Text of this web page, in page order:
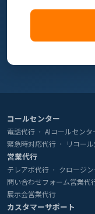
コールセンター
電話代行 AIコールセンタ
緊急時対応代行
リコー
営業代行
テレアポ代行 クロージ
問い合わせフォーム営業代
展示会営業代行
カスタマーサポート